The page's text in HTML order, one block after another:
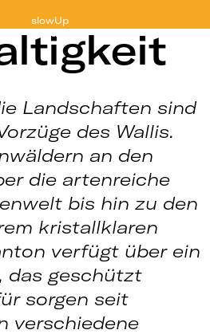
slowUp
Valais
Landschaften sind
des Wallis.
an den
die artenreiche
bis hin zu den
kristallklaren
verfügt über ein
das geschützt
sorgen seit
verschiedene